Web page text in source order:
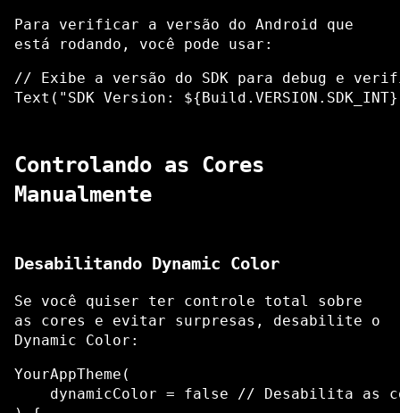
Para verificar a versão do Android que
está rodando, você pode usar:
// Exibe a versão do SDK para debug e
Controlando as Cores
Manualmente
Desabilitando Dynamic Color
Se você quiser ter controle total sobre
as cores e evitar surpresas, desabilite o
Dynamic Color:
YourAppTheme(
dynamicColor = false // Desabilita as